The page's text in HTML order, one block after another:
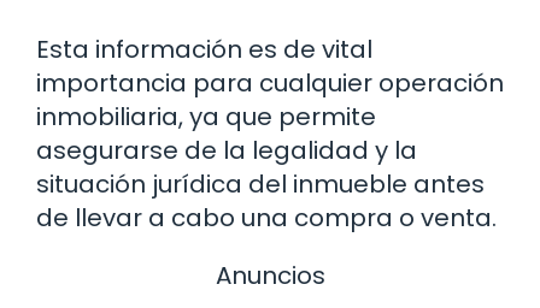
Esta información es de vital
importancia para cualquier operación
inmobiliaria, ya que permite
asegurarse de la legalidad y la
situación jurídica del inmueble antes
de llevar a cabo una compra o venta.
Anuncios